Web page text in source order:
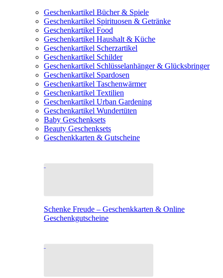
Geschenkartikel Bücher & Spiele
Geschenkartikel Spirituosen & Getränke
Geschenkartikel Food
Geschenkartikel Haushalt & Küche
Geschenkartikel Scherzartikel
Geschenkartikel Schilder
Geschenkartikel Schlüsselanhänger & Glücksbringer
Geschenkartikel Spardosen
Geschenkartikel Taschenwärmer
Geschenkartikel Textilien
Geschenkartikel Urban Gardening
Geschenkartikel Wundertüten
Baby Geschenksets
Beauty Geschenksets
Geschenkkarten & Gutscheine
Schenke Freude – Geschenkkarten & Online
Geschenkgutscheine